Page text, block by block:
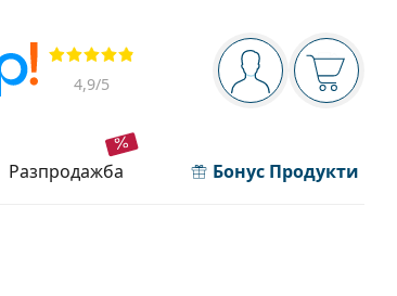
Navigation panel
Вие сте вписани
Прегледи
4,9/5
разпродажба Бонус Продукти